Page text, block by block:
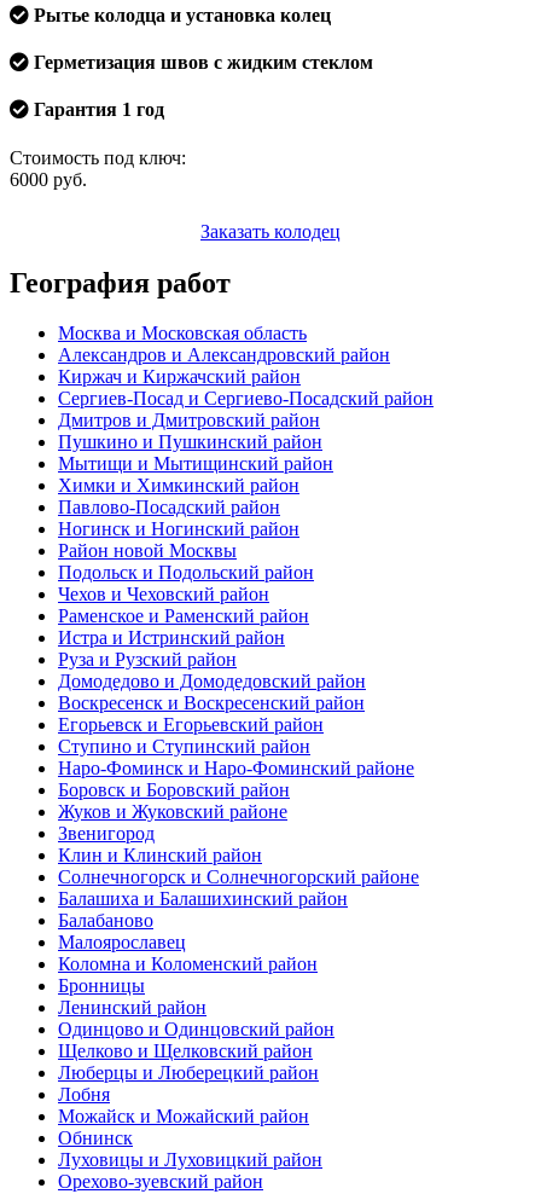
Рытье колодца и установка колец
Герметизация швов с жидким стеклом
Гарантия 1 год
Стоимость под ключ:
6000 руб.
Заказать колодец
География работ
Москва и Московская область
Александров и Александровский район
Киржач и Киржачский район
Сергиев-Посад и Сергиево-Посадский район
Дмитров и Дмитровский район
Пушкино и Пушкинский район
Мытищи и Мытищинский район
Химки и Химкинский район
Павлово-Посадский район
Ногинск и Ногинский район
Район новой Москвы
Подольск и Подольский район
Чехов и Чеховский район
Раменское и Раменский район
Истра и Истринский район
Руза и Рузский район
Домодедово и Домодедовский район
Воскресенск и Воскресенский район
Егорьевск и Егорьевский район
Ступино и Ступинский район
Наро-Фоминск и Наро-Фоминский районе
Боровск и Боровский район
Жуков и Жуковский районе
Звенигород
Клин и Клинский район
Солнечногорск и Солнечногорский районе
Балашиха и Балашихинский район
Балабаново
Малоярославец
Коломна и Коломенский район
Бронницы
Ленинский район
Одинцово и Одинцовский район
Щелково и Щелковский район
Люберцы и Люберецкий район
Лобня
Можайск и Можайский район
Обнинск
Луховицы и Луховицкий район
Орехово-зуевский район